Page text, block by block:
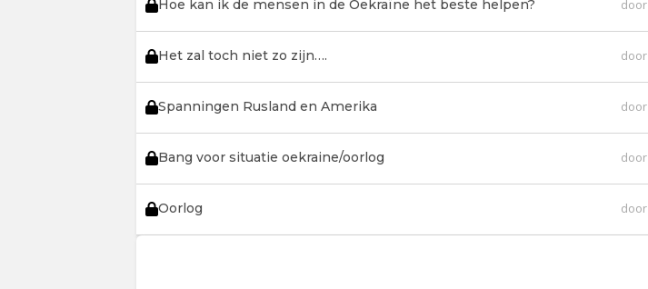
Hoe kan ik de mensen in de Oekraïne het beste helpen? door
Het zal toch niet zo zijn…. door
Spanningen Rusland en Amerika door
Bang voor situatie oekraine/oorlog door
Oorlog door